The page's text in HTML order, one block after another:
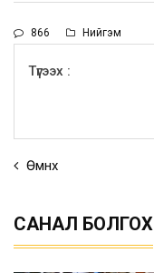
866 Нийгэм
Түгээх :
Өмнөх
САНАЛ БОЛГОХ